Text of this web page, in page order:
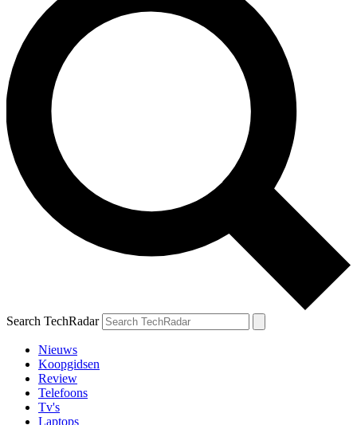
Search TechRadar
Nieuws
Koopgidsen
Review
Telefoons
Tv's
Laptops